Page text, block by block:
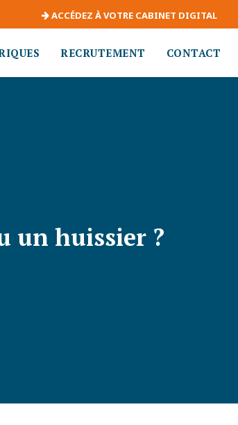
ACCÉDEZ À VOTRE CABINET DIGITAL
RECRUTEMENT CONTACT
un huissier ?